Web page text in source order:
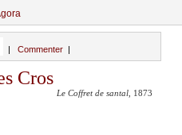
Commenter
Cros
Le Coffret de santal , 1873